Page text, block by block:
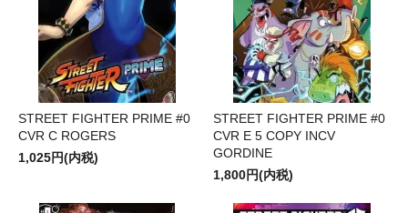
STREET FIGHTER PRIME #0
CVR C ROGERS
1,025円(内税)
STREET FIGHTER PRIME #0
CVR E 5 COPY INCV
GORDINE
1,800円(内税)